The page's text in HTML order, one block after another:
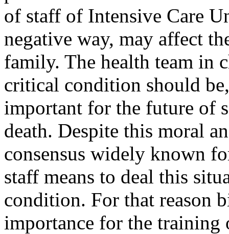
of staff of Intensive Care
negative way, may affect
family. The health team in
critical condition should
important for the future of
death. Despite this moral
consensus widely known
staff means to deal this
condition. For that reason
importance for the training